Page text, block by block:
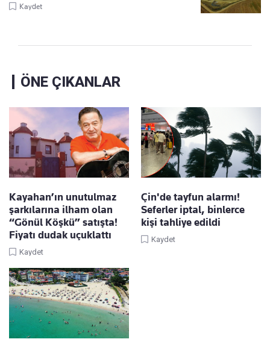
Kaydet
ÖNE ÇIKANLAR
Kayahan’ın unutulmaz
şarkılarına ilham olan
“Gönül Köşkü” satışta!
Fiyatı dudak uçuklattı
Kaydet
Çin'de tayfun alarmı!
Seferler iptal, binlerce
kişi tahliye edildi
Kaydet